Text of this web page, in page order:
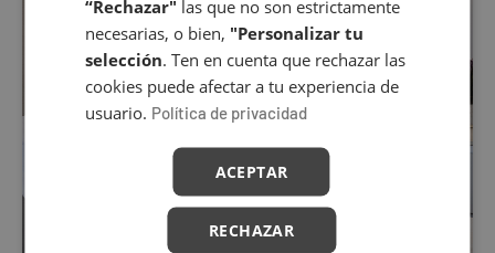
“Rechazar" las que no son estrictamente
necesarias, o bien, "Personalizar tu
selección. Ten en cuenta que rechazar las
cookies puede afectar a tu experiencia de
usuario. Política de privacidad
ACEPTAR
RECHAZAR